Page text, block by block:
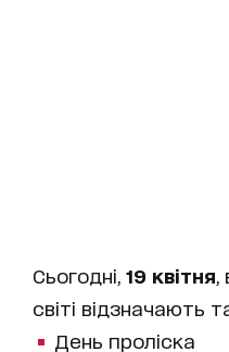
Сьогодні, 19 квітня
світі відзначають
День проліска